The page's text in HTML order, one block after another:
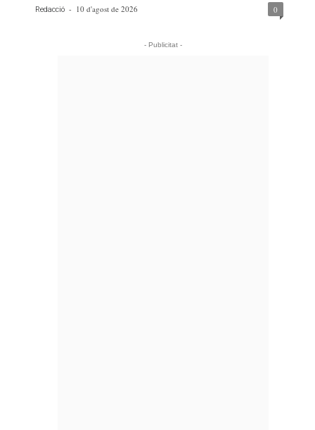
Redacció - 10 d'agost de 2026 0
- Publicitat -